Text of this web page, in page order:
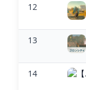
12
13
14